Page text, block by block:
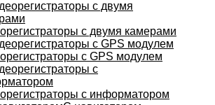
с двумя камерами
с GPS модулем
с информатором